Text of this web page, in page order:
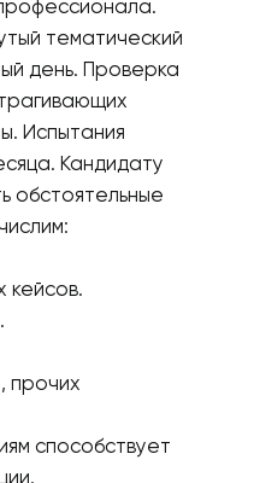
тематический
день. Проверка
Испытания
Кандидату
обстоятельные
кейсов.
прочих
способствует